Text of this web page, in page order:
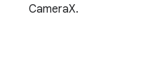
CameraX.